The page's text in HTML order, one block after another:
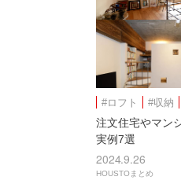
#ロフト #収納
注文住宅やマン
実例7選
2024.9.26
HOUSTOまとめ